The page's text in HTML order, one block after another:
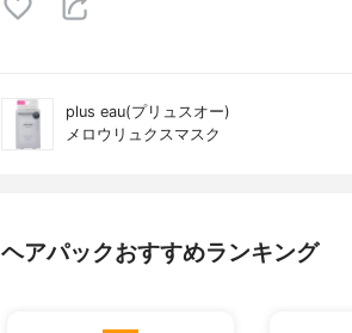
plus eau(プリュスオー)
メロウリュクスマスク
ヘアパックおすすめランキング